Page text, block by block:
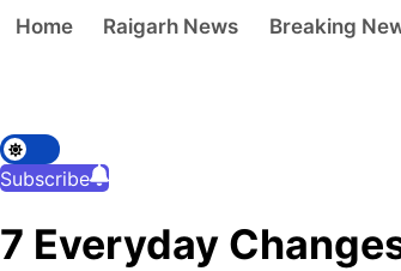
Home Raigarh News Breaking
Subscribe
7 Everyday